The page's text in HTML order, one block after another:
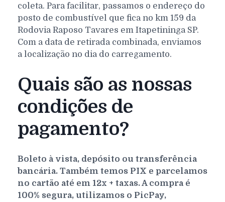
coleta. Para facilitar, passamos o endereço do
posto de combustível que fica no km 159 da
Rodovia Raposo Tavares em Itapetininga SP.
Com a data de retirada combinada, enviamos
a localização no dia do carregamento.
Quais são as nossas
condições de
pagamento?
Boleto à vista, depósito ou transferência
bancária. Também temos PIX e parcelamos
no cartão até em 12x + taxas. A compra é
100% segura, utilizamos o PicPay,